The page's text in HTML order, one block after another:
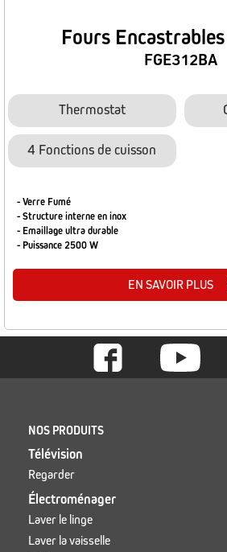
Fours
FGE312BA
Thermostat
4 Fonctions de cuisson
- Verre Fumé
- Structure interne en inox
- Emaillage ultra durable
- Puissance 2500 W
EN SAVOIR PLUS
-
NOS PRODUITS
Télévision
Regarder
Électroménager
Laver le linge
Laver la vaisselle